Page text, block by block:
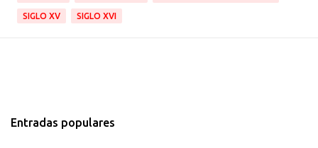
SIGLO XV SIGLO XVI
Entradas populares